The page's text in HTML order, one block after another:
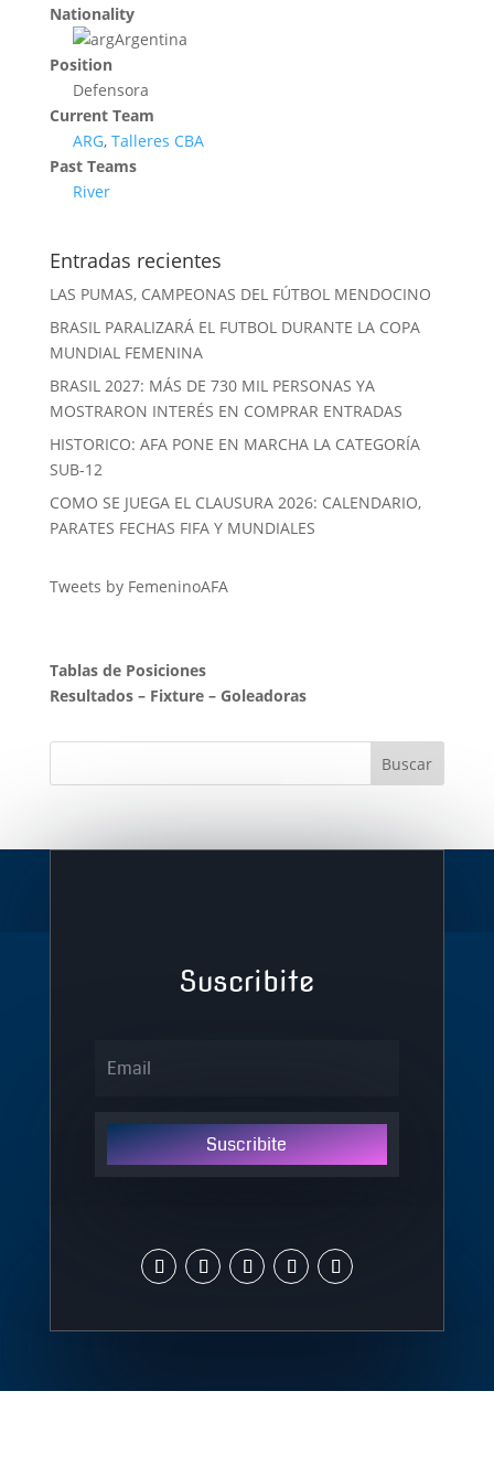
Nationality
Argentina
Position
Defensora
Current Team
ARG, Talleres CBA
Past Teams
River
Entradas recientes
LAS PUMAS, CAMPEONAS DEL FÚTBOL MENDOCINO
BRASIL PARALIZARÁ EL FUTBOL DURANTE LA COPA
MUNDIAL FEMENINA
BRASIL 2027: MÁS DE 730 MIL PERSONAS YA
MOSTRARON INTERÉS EN COMPRAR ENTRADAS
HISTORICO: AFA PONE EN MARCHA LA CATEGORÍA
SUB-12
COMO SE JUEGA EL CLAUSURA 2026: CALENDARIO,
PARATES FECHAS FIFA Y MUNDIALES
Tweets by FemeninoAFA
Tablas de Posiciones
Resultados– Fixture– Goleadoras
Suscribite
Suscribite